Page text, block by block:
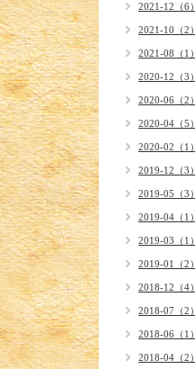
2021-12（6）
2021-10（2）
2021-08（1）
2020-12（3）
2020-06（2）
2020-04（5）
2020-02（1）
2019-12（3）
2019-05（3）
2019-04（1）
2019-03（1）
2019-01（2）
2018-12（4）
2018-07（2）
2018-06（1）
2018-04（2）